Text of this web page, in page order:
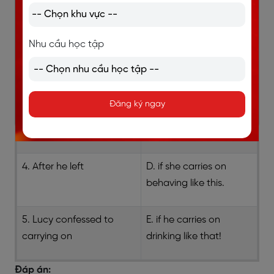
3. I'll just carry on
4. After he left
D. if she carries on
behaving like this.
5. Lucy confessed to
carrying on
E. if he carries on
drinking like that!
Đáp án:
Nhu cầu học tập
Đăng ký ngay